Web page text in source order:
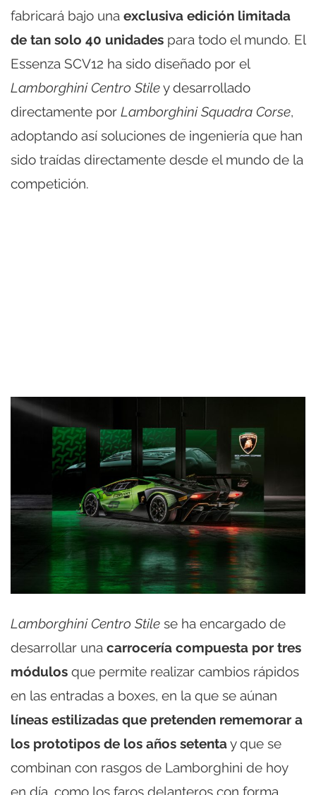
fabricará bajo una exclusiva edición limitada
de tan solo 40 unidades para todo el mundo. El
Essenza SCV12 ha sido diseñado por el
Lamborghini Centro Stiley desarrollado
directamente por Lamborghini Squadra Corse,
adoptando así soluciones de ingeniería que han
sido traídas directamente desde el mundo de la
competición.
Lamborghini Centro Stile se ha encargado de
desarrollar una carrocería compuesta por tres
módulos que permite realizar cambios rápidos
en las entradas a boxes, en la que se aúnan
líneas estilizadas que pretenden rememorar a
los prototipos de los años setentay que se
combinan con rasgos de Lamborghini de hoy
en día, como los faros delanteros con forma